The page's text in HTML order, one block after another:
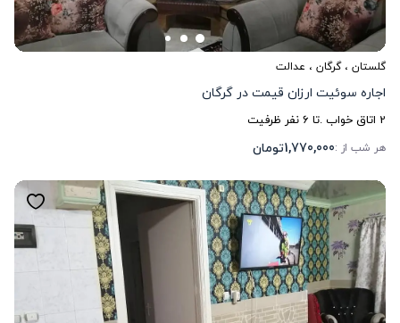
گلستان ،گرگان ، عدالت
اجاره سوئیت ارزان قیمت در گرگان
2 اتاق خواب .تا 6نفر ظرفیت
هر شب از :1,770,000تومان